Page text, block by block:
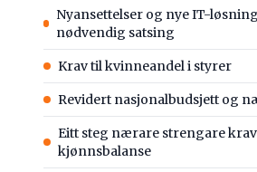
Nyansettelser og nye IT-
nødvendig satsing
Krav til kvinneandel i styrer
Revidert nasjonalbudsjett og
Eitt steg nærare strengare
kjønnsbalanse